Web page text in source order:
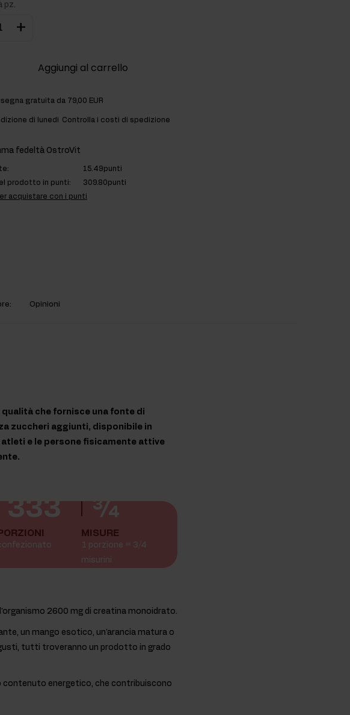
pz.
+
Aggiungi al carrello
gratuita da 79,00 EUR
di lunedi Controlla i costi di spedizione
fedeltà OstroVit
15.49punti
prodotto in punti:
309.80punti
acquistare con i punti
Opinioni
che fornisce una fonte di
zuccheri aggiunti, disponibile in
e le persone fisicamente attive
333
PORZIONI
¾
MISURE
1 porzione = 3/4
misurini
2600 mg di creatina monoidrato.
un mango esotico, un'arancia matura o
gusti, tutti troveranno un prodotto in grado
contenuto energetico, che contribuiscono